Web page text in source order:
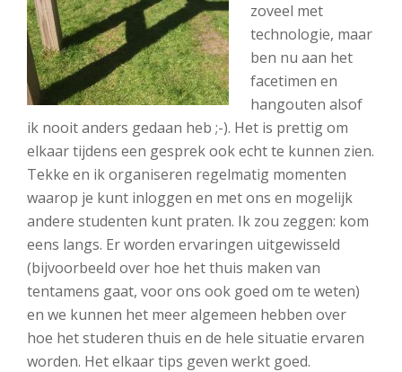
zoveel met
technologie, maar
ben nu aan het
facetimen en
hangouten alsof
ik nooit anders gedaan heb ;-). Het is prettig om
elkaar tijdens een gesprek ook echt te kunnen zien.
Tekke en ik organiseren regelmatig momenten
waarop je kunt inloggen en met ons en mogelijk
andere studenten kunt praten. Ik zou zeggen: kom
eens langs. Er worden ervaringen uitgewisseld
(bijvoorbeeld over hoe het thuis maken van
tentamens gaat, voor ons ook goed om te weten)
en we kunnen het meer algemeen hebben over
hoe het studeren thuis en de hele situatie ervaren
worden. Het elkaar tips geven werkt goed.